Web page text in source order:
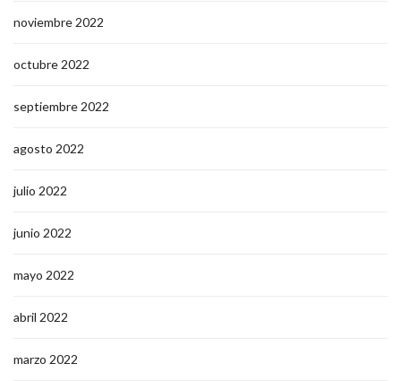
noviembre 2022
octubre 2022
septiembre 2022
agosto 2022
julio 2022
junio 2022
mayo 2022
abril 2022
marzo 2022